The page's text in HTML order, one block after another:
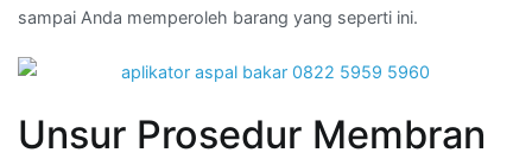
sampai Anda memperoleh barang yang seperti ini.
Unsur Prosedur Membran